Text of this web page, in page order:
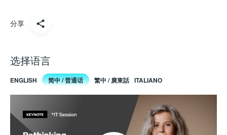
分享
选择语言
ENGLISH 简中 / 普通话 繁中 / 廣東話 ITALIANO